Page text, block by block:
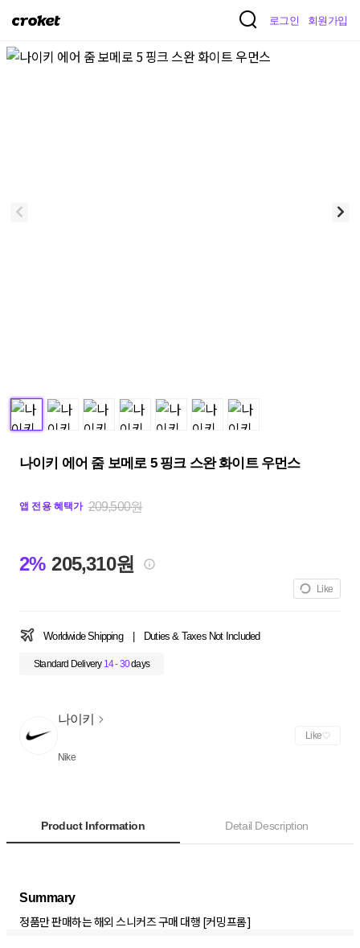
크
켓
로그인 회원가입
나이키 에어 줌 보메로 5 핑크 스완 화이트 우먼스
앱 전용 혜택가 209,500원
2% 205,310원
Like
Worldwide Shipping Duties & Taxes Not Included
Standard Delivery 14 - 30days
나이키
Nike
Like
Product Information Detail Description
Summary
정품만 판매하는 해외 스니커즈 구매 대행 [커밍프롬]